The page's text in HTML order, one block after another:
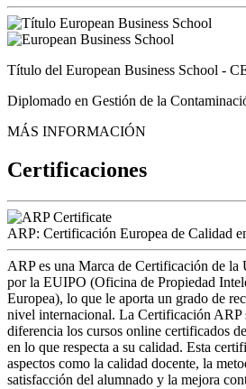
Título del European Business School -
Diplomado en Gestión de la
MÁS INFORMACIÓN
Certificaciones
ARP: Certificación Europea de Calidad
ARP es una Marca de Certificación de la
por la EUIPO (Oficina de Propiedad
Europea), lo que le aporta un grado de
nivel internacional. La Certificación
diferencia los cursos online certificados
en lo que respecta a su calidad. Esta
aspectos como la calidad docente, la
satisfacción del alumnado y la mejora